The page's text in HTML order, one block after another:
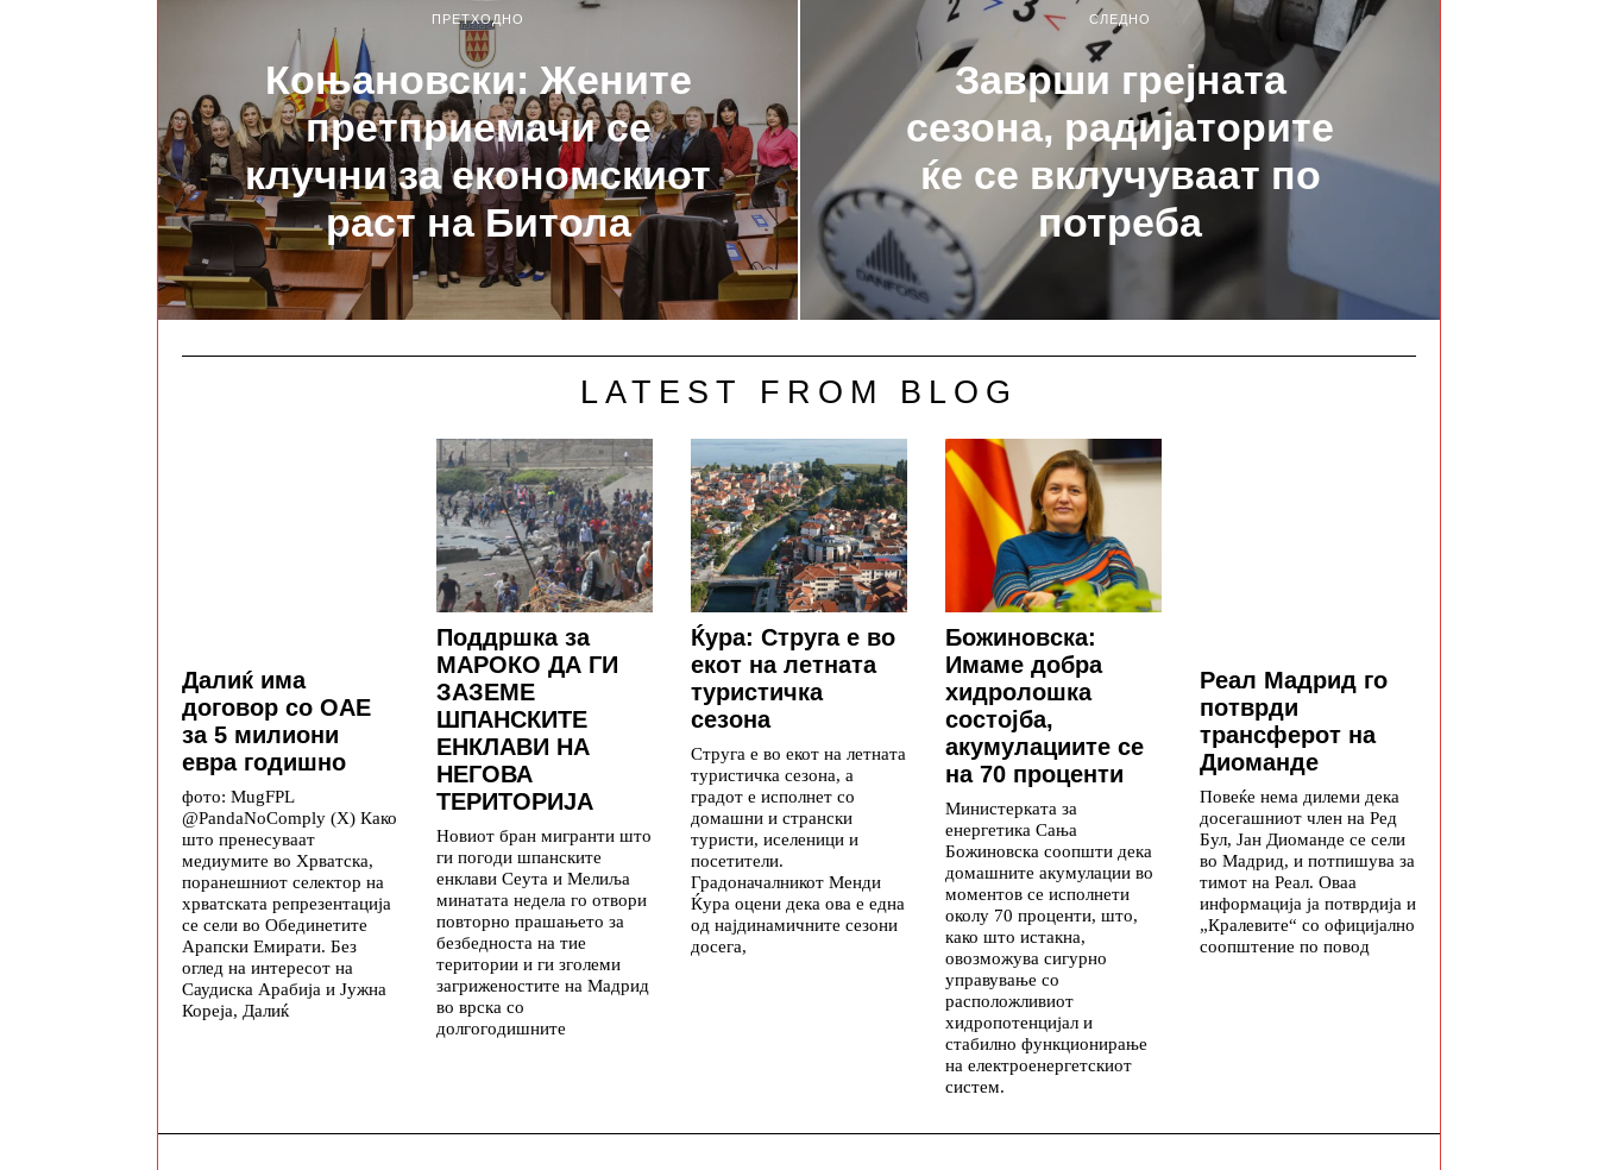
ПРЕТХОДНО
Коњановски: Жените
претприемачи се
клучни за економскиот
раст на Битола
СЛЕДНО
Заврши грејната
сезона, радијаторите
ќе се вклучуваат по
потреба
LATEST FROM BLOG
Далиќ има
договор со ОАЕ
за 5 милиони
евра годишно
фото: MugFPL
@PandaNoComply (X) Како
што пренесуваат
медиумите во Хрватска,
поранешниот селектор на
хрватската репрезентација
се сели во Обединетите
Арапски Емирати. Без
оглед на интересот на
Саудиска Арабија и Јужна
Кореја, Далиќ
Поддршка за
МАРОКО ДА ГИ
ЗАЗЕМЕ
ШПАНСКИТЕ
ЕНКЛАВИ НА
НЕГОВА
ТЕРИТОРИЈА
Новиот бран мигранти што
ги погоди шпанските
енклави Сеута и Мелиља
минатата недела го отвори
повторно прашањето за
безбедноста на тие
територии и ги зголеми
загриженостите на Мадрид
во врска со
долгогодишните
Ќура: Струга е во
екот на летната
туристичка
сезона
Струга е во екот на летната
туристичка сезона, а
градот е исполнет со
домашни и странски
туристи, иселеници и
посетители.
Градоначалникот Менди
Ќура оцени дека ова е една
од најдинамичните сезони
досега,
Божиновска:
Имаме добра
хидролошка
состојба,
акумулациите се
на 70 проценти
Министерката за
енергетика Сања
Божиновска соопшти дека
домашните акумулации во
моментов се исполнети
околу 70 проценти, што,
како што истакна,
овозможува сигурно
управување со
расположливиот
хидропотенцијал и
стабилно функционирање
на електроенергетскиот
систем.
Реал Мадрид го
потврди
трансферот на
Диоманде
Повеќе нема дилеми дека
досегашниот член на Ред
Бул, Јан Диоманде се сели
во Мадрид, и потпишува за
тимот на Реал. Оваа
информација ја потврдија и
„Кралевите“ со официјално
соопштение по повод